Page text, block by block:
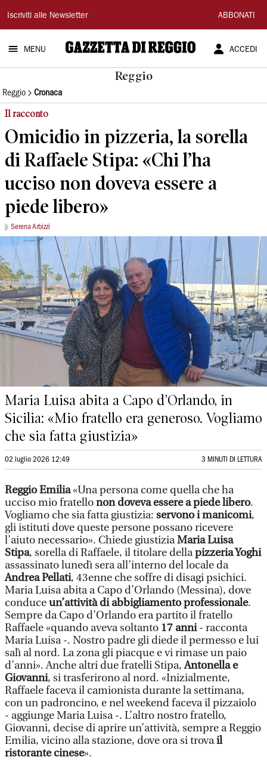
Gazzetta
di
Reggio
Iscriviti alle Newsletter ABBONATI
MENU ACCEDI
Reggio
Reggio Cronaca
Il racconto
Omicidio in pizzeria, la sorella
di Raffaele Stipa: «Chi l’ha
ucciso non doveva essere a
piede libero»
Serena Arbizzi
Maria Luisa abita a Capo d’Orlando, in
Sicilia: «Mio fratello era generoso. Vogliamo
che sia fatta giustizia»
02 luglio 2026 12:49 3 MINUTI DI LETTURA
Reggio Emilia«Una persona come quella che ha
ucciso mio fratellonon doveva essere a piede libero.
Vogliamo che sia fatta giustizia: servono i manicomi,
gli istituti dove queste persone possano ricevere
l’aiuto necessario». Chiede giustiziaMaria Luisa
Stipa, sorella di Raffaele, il titolare dellapizzeria Yoghi
assassinato lunedì sera all’interno del locale da
Andrea Pellati, 43enne che soffre di disagi psichici.
Maria Luisa abita a Capo d’Orlando (Messina), dove
conduceun’attività di abbigliamento professionale.
Sempre da Capo d’Orlando era partito il fratello
Raffaele «quando aveva soltanto 17 anni- racconta
Maria Luisa -. Nostro padre gli diede il permesso e lui
salì al nord. La zona gli piacque e vi rimase un paio
d’anni». Anche altri due fratelli Stipa,Antonella e
Giovanni, si trasferirono al nord. «Inizialmente,
Raffaele faceva il camionista durante la settimana,
con un padroncino, e nel weekend faceva il pizzaiolo
- aggiunge Maria Luisa -. L’altro nostro fratello,
Giovanni, decise di aprire un’attività, sempre a Reggio
Emilia, vicino alla stazione, dove ora si trovail
ristorante cinese».